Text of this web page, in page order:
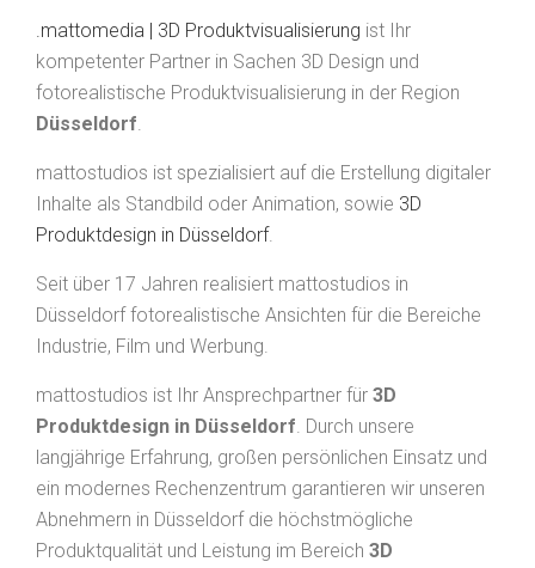
.mattomedia | 3D Produktvisualisierung ist Ihr
kompetenter Partner in Sachen 3D Design und
fotorealistische Produktvisualisierung in der Region
Düsseldorf.
mattostudios ist spezialisiert auf die Erstellung digitaler
Inhalte als Standbild oder Animation, sowie 3D
Produktdesign in Düsseldorf.
Seit über 17 Jahren realisiert mattostudios in
Düsseldorf fotorealistische Ansichten für die Bereiche
Industrie, Film und Werbung.
mattostudios ist Ihr Ansprechpartner für 3D
Produktdesign in Düsseldorf. Durch unsere
langjährige Erfahrung, großen persönlichen Einsatz und
ein modernes Rechenzentrum garantieren wir unseren
Abnehmern in Düsseldorf die höchstmögliche
Produktqualität und Leistung im Bereich 3D